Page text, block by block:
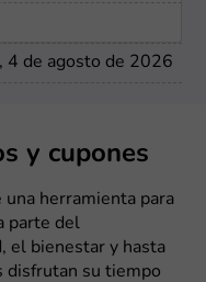
4 de agosto de 2026
y cupones
una herramienta para
parte del
el bienestar y hasta
disfrutan su tiempo